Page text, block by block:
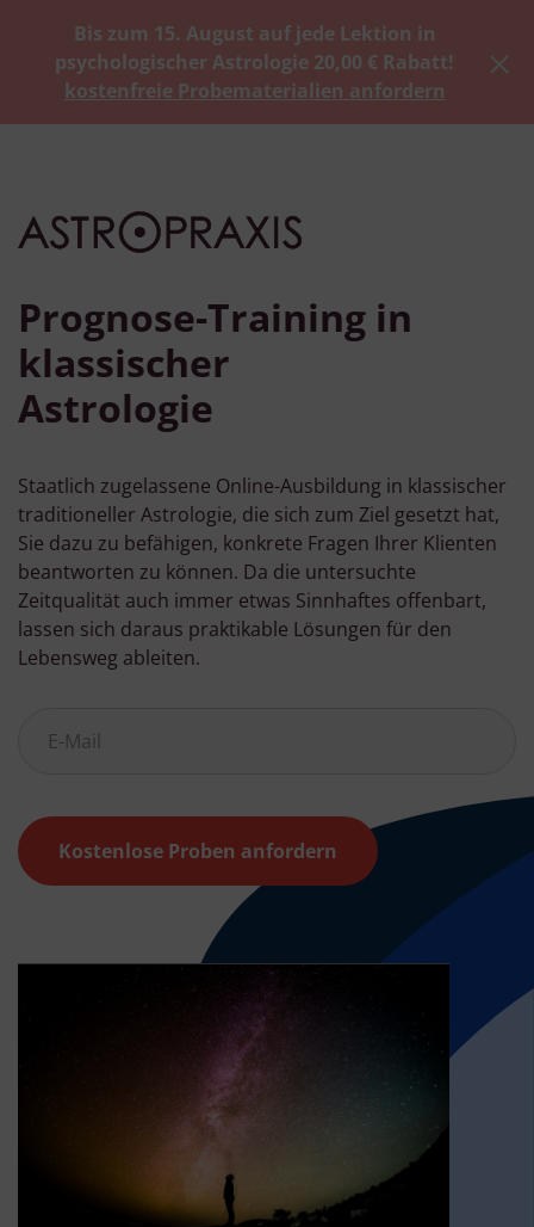
Bis zum 15. August auf jede Lektion in
psychologischer Astrologie 20,00 € Rabatt!
kostenfreie Probematerialien anfordern
Prognose-Training in
klassischer
Astrologie
Staatlich zugelassene Online-Ausbildung in klassischer
traditioneller Astrologie, die sich zum Ziel gesetzt hat,
Sie dazu zu befähigen, konkrete Fragen Ihrer Klienten
beantworten zu können. Da die untersuchte
Zeitqualität auch immer etwas Sinnhaftes offenbart,
lassen sich daraus praktikable Lösungen für den
Lebensweg ableiten.
Kostenlose Proben anfordern